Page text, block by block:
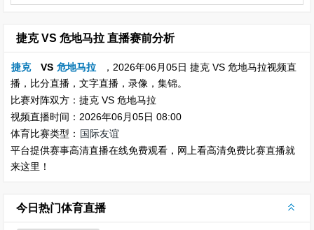
捷克 VS 危地马拉 直播赛前分析
捷克 VS 危地马拉
，2026年06月05日 捷克 VS 危地马拉视频直
播，比分直播，文字直播，录像，集锦。
比赛对阵双方：捷克 VS 危地马拉
视频直播时间：2026年06月05日 08:00
体育比赛类型： 国际友谊
平台提供赛事高清直播在线免费观看，网上看高清免费比赛直播就
来这里！
今日热门体育直播